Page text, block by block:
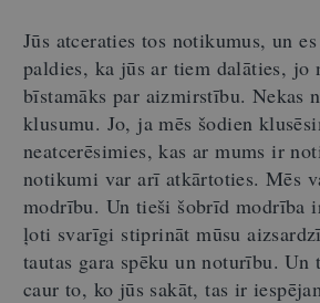
Jūs atceraties tos notikumus, un
paldies, ka jūs ar tiem dalāties, jo
bīstamāks par aizmirstību. Nekas
klusumu. Jo, ja mēs šodien
neatcerēsimies, kas ar mums ir
notikumi var arī atkārtoties. Mēs
modrību. Un tieši šobrīd modrība
ļoti svarīgi stiprināt mūsu
tautas gara spēku un noturību.
caur to, ko jūs sakāt, tas ir